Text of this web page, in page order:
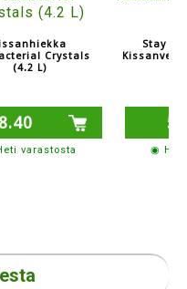
Crystals
(4.2 L)
8.40
varastosta
Stay
◉ Heti